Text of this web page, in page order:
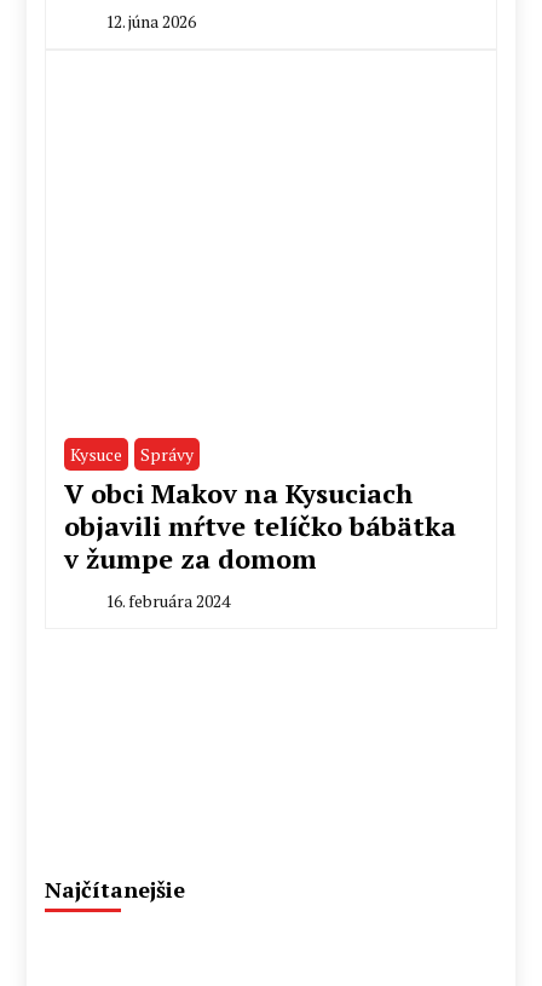
12. júna 2026
Kysuce Správy
V obci Makov na Kysuciach
objavili mŕtve telíčko bábätka
v žumpe za domom
16. februára 2024
Najčítanejšie